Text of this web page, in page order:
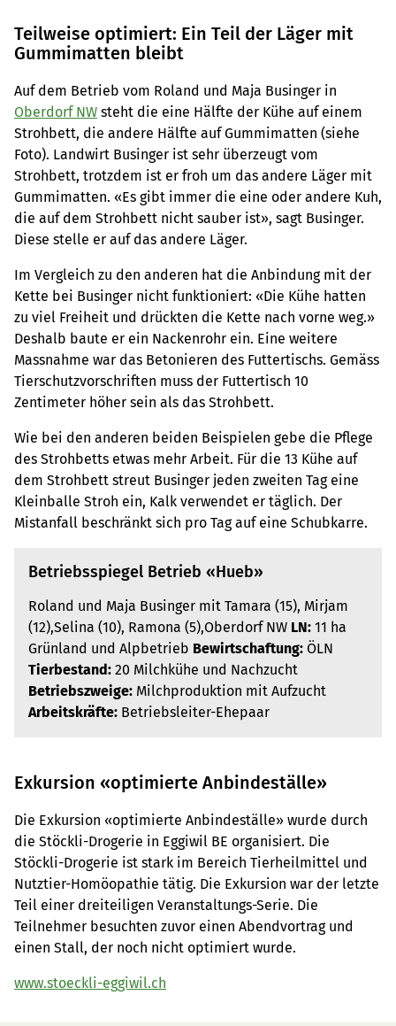
Teilweise optimiert: Ein Teil der Läger mit
Gummimatten bleibt
Auf dem Betrieb vom Roland und Maja Businger in
Oberdorf NW steht die eine Hälfte der Kühe auf einem
Strohbett, die andere Hälfte auf Gummimatten (siehe
Foto). Landwirt Businger ist sehr überzeugt vom
Strohbett, trotzdem ist er froh um das andere Läger mit
Gummimatten. «Es gibt immer die eine oder andere Kuh,
die auf dem Strohbett nicht sauber ist», sagt Businger.
Diese stelle er auf das andere Läger.
Im Vergleich zu den anderen hat die Anbindung mit der
Kette bei Businger nicht funktioniert: «Die Kühe hatten
zu viel Freiheit und drückten die Kette nach vorne weg.»
Deshalb baute er ein Nackenrohr ein. Eine weitere
Massnahme war das Betonieren des Futtertischs. Gemäss
Tierschutzvorschriften muss der Futtertisch 10
Zentimeter höher sein als das Strohbett.
Wie bei den anderen beiden Beispielen gebe die Pflege
des Strohbetts etwas mehr Arbeit. Für die 13 Kühe auf
dem Strohbett streut Businger jeden zweiten Tag eine
Kleinballe Stroh ein, Kalk verwendet er täglich. Der
Mistanfall beschränkt sich pro Tag auf eine Schubkarre.
Betriebsspiegel Betrieb «Hueb»
Roland und Maja Businger mit Tamara (15), Mirjam
(12),Selina (10), Ramona (5),Oberdorf NW LN: 11 ha
Grünland und Alpbetrieb Bewirtschaftung: ÖLN
Tierbestand: 20 Milchkühe und Nachzucht
Betriebszweige: Milchproduktion mit Aufzucht
Arbeitskräfte: Betriebsleiter-Ehepaar
Exkursion «optimierte Anbindeställe»
Die Exkursion «optimierte Anbindeställe» wurde durch
die Stöckli-Drogerie in Eggiwil BE organisiert. Die
Stöckli-Drogerie ist stark im Bereich Tierheilmittel und
Nutztier-Homöopathie tätig. Die Exkursion war der letzte
Teil einer dreiteiligen Veranstaltungs-Serie. Die
Teilnehmer besuchten zuvor einen Abendvortrag und
einen Stall, der noch nicht optimiert wurde.
www.stoeckli-eggiwil.ch